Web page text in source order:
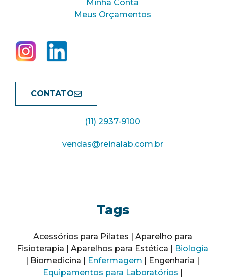
Minha Conta
Meus Orçamentos
CONTATO
(11) 2937-9100
vendas@reinalab.com.br
Tags
Acessórios para Pilates | Aparelho para
Fisioterapia | Aparelhos para Estética |
Biologia
| Biomedicina |
Enfermagem | Engenharia |
Equipamentos para Laboratórios